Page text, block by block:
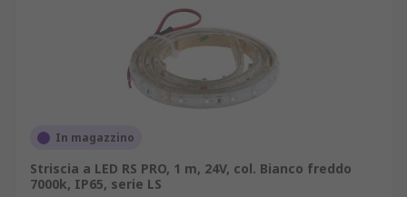
In magazzino
Striscia a LED RS PRO, 1 m, 24V, col. Bianco freddo
7000k, IP65, serie LS